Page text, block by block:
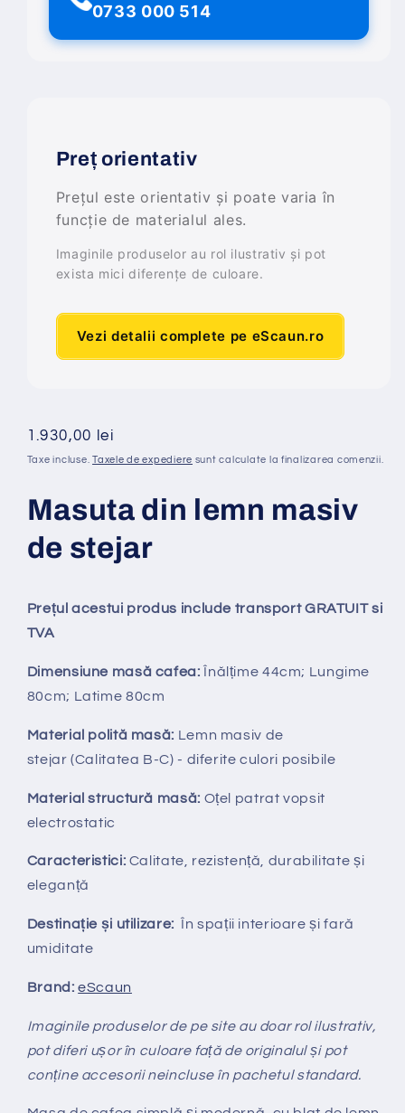
0733 000 514
Preț orientativ
Prețul este orientativ și poate varia în
funcție de materialul ales.
Imaginile produselor au rol ilustrativ și pot
exista mici diferențe de culoare.
Vezi detalii complete pe eScaun.ro
Preț
obișnuit
1.930,00 lei
Taxe incluse.Taxele de expediere sunt calculate la finalizarea comenzii.
Masuta din lemn masiv
de stejar
Prețul acestui produs include transport GRATUIT si
TVA
Dimensiune masă cafea: Înălțime 44cm; Lungime
80cm; Latime 80cm
Material polită masă: Lemn masiv de
stejar(Calitatea B-C) - diferite culori posibile
Material structură masă: Oțel patratvopsit
electrostatic
Caracteristici: Calitate, rezistență, durabilitate și
eleganță
Destinație și utilizare: În spații interioare și fară
umiditate
Brand:eScaun
Imaginile produselor de pe site au doar rol ilustrativ,
pot diferi ușor în culoare față de originalul și pot
conține accesorii neincluse în pachetul standard.